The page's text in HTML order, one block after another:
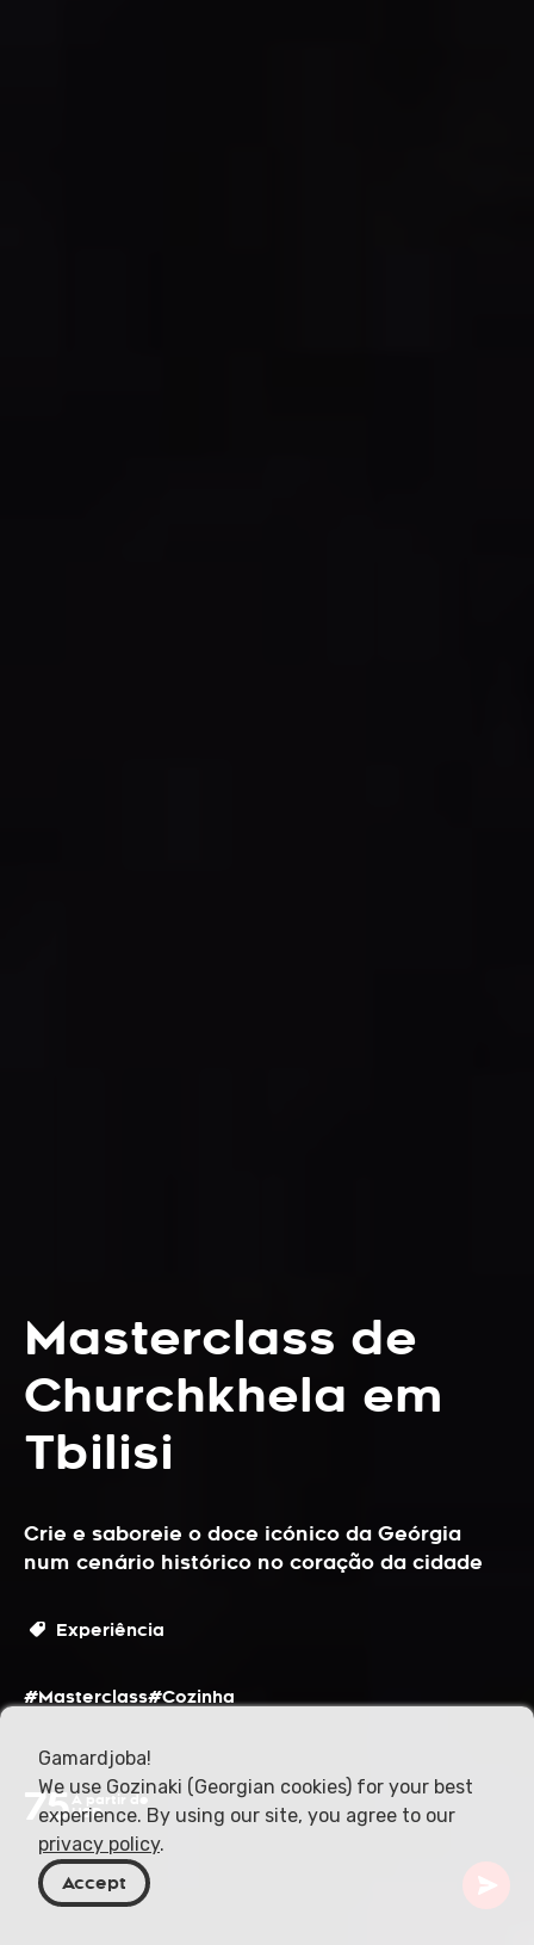
Masterclass de
Churchkhela em
Tbilisi
Crie e saboreie o doce icónico da Geórgia
num cenário histórico no coração da cidade
Experiência
#Masterclass#Cozinha
75A partir de
USD
Gamardjoba!
We use Gozinaki (Georgian cookies) for your best
experience. By using our site, you agree to our
privacy policy.
Accept